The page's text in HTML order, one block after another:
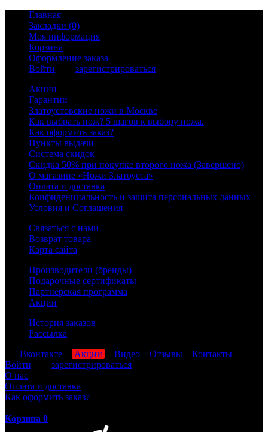
Главная
Закладки (0)
Моя информация
Корзина
Оформление заказа
Войти
зарегистрироваться
Акции
Гарантии
Златоустовские ножи в Москве
Как выбрать нож? 5 шагов к выбору ножа.
Как оформить заказ?
Пункты выдачи
Система скидок
Скидка 50% при покупке второго ножа (Завершено)
О магазине «Ножи Златоуста»
Оплата и доставка
Конфиденциальность и защита персональных данных
Условия и Соглашения
Связаться с нами
Возврат товара
Карта сайта
Производители (бренды)
Подарочные сертификаты
Партнёрская программа
Акции
История заказов
Рассылка
Вконтакте Акции Видео Отзывы
Контакты
Войти
зарегистрироваться
О нас
Оплата и доставка
Как оформить заказ?
Корзина 0